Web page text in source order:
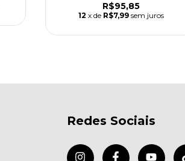
R$95,85
12 x de R$7,99 sem juros
Redes Sociais